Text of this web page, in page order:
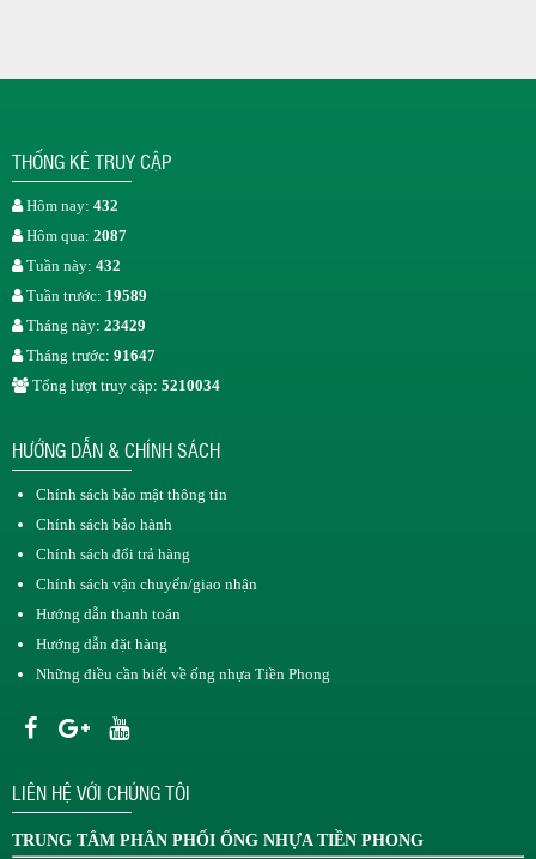
THỐNG KÊ TRUY CẬP
Hôm nay: 432
Hôm qua: 2087
Tuần này: 432
Tuần trước: 19589
Tháng này: 23429
Tháng trước: 91647
Tổng lượt truy cập: 5210034
HƯỚNG DẪN & CHÍNH SÁCH
Chính sách bảo mật thông tin
Chính sách bảo hành
Chính sách đổi trả hàng
Chính sách vận chuyển/giao nhận
Hướng dẫn thanh toán
Hướng dẫn đặt hàng
Những điều cần biết về ống nhựa Tiền Phong
LIÊN HỆ VỚI CHÚNG TÔI
TRUNG TÂM PHÂN PHỐI ỐNG NHỰA TIỀN PHONG